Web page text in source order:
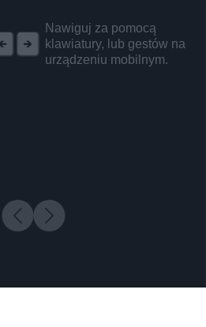
Nawiguj za pomocą
klawiatury, lub gestów na
urządzeniu mobilnym.